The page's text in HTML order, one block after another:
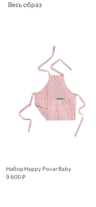
Весь образ
Набор Happy Povar Baby
9 600 ₽